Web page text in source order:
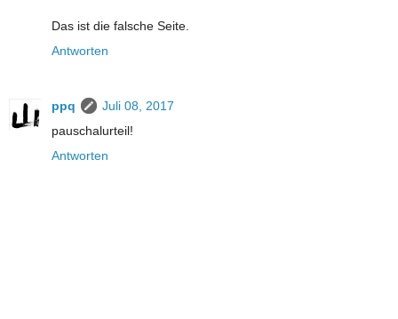
Das ist die falsche Seite.
Antworten
ppq
Juli 08, 2017
pauschalurteil!
Antworten